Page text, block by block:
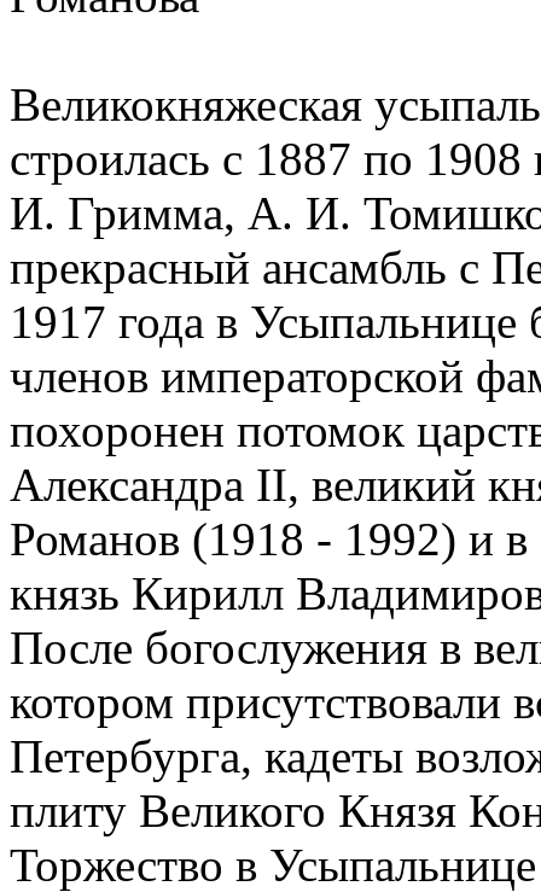
Великокняжеская
строилась с 1887 по
И. Гримма, А. И. Томишко
прекрасный ансамбль с
1917 года в
членов императорской
похоронен потомок
Александра II, великий
Романов (1918 - 1992) и в
князь Кирилл
После богослужения в
котором присутствовали
Петербурга, кадеты
плиту Великого Князя
Торжество в